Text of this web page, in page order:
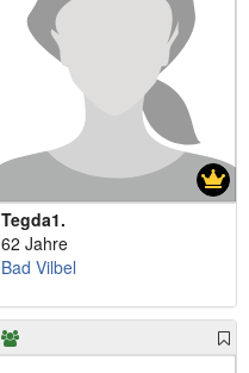
Tegda1.
62 Jahre
Bad Vilbel